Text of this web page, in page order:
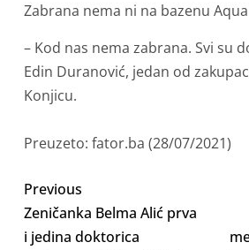
Zabrana nema ni na bazenu
– Kod nas nema zabrana. Svi su
Edin Duranović, jedan od
Konjicu.
Preuzeto: fator.ba (28/07/2021)
Previous
Zeničanka Belma Alić prva
i jedina doktorica